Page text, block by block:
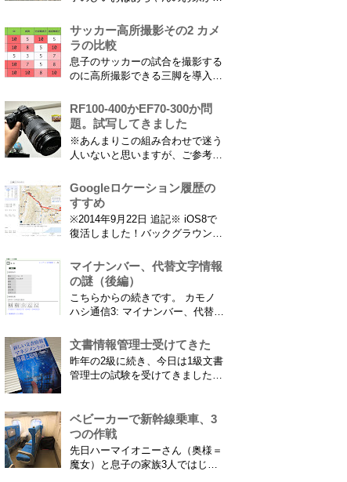
ばあちゃんがご健在なのはとって
もありがたいことです。 5歳vs88
歳 ひいおばあちゃんとの対決！
カモノハシ通信3 神宮寺川で水遊
び、下の方に動画も付けてます
サッカー高所撮影その2 カメ
ラの比較
息子のサッカーの試合を撮影する
のに高所撮影できる三脚を導入し
さからフィールド全体（少年用な
ので大人用の半分の大きさです）
を撮影できればカメラを放置して
の撮影ができますし、選手のポジ
ショニングを俯瞰で見てあとから
問題...
RF100-400かEF70-300か問
題。試写してきました
※あんまりこの組み合わせで迷う
人いないと思いますが、ご参考に
とにご注意ください。 息子がサ
ッカーを始めたことで望遠レンズ
をつけての撮影機会がまた増えて
きました。使っているのは EF70-
300mm F4-5.6 IS USM というレ
Googleロケーション履歴の
すすめ
※2014年9月22日 追記※ iOS8で
復活しました！バックグラウンド
iPhone 6 Plusで確認しました。
カモノハシ通信3: Googleロケー
ション履歴がiOS8で復活！
※2013年11月8日 追記※ 残念な
こ...
マイナンバー、代替文字情報
の謎（後編）
こちらからの続きです。 カモノ
ハシ通信3: マイナンバー、代替文
供の名前に使える漢字には制限が
あります。たまに使える漢字が増
えたり減ったりしてニュースにな
ってますよね。（2015年１月には
てニュースになっていまし...
文書情報管理士受けてきた
昨年の2級に続き、今日は1級文書
管理士の試験を受けてきました。
かしい…。 ※後日追記※ 無事合
格してました。しかも成績が上位
3名以内？とかで表彰してもらい
ました\( ˆoˆ )/ 文書の取り扱いや
電子化、e文書...
ベビーカーで新幹線乗車、3
つの作戦
先日ハーマイオニーさん（奥様＝
魔女）と息子の家族3人ではじめ